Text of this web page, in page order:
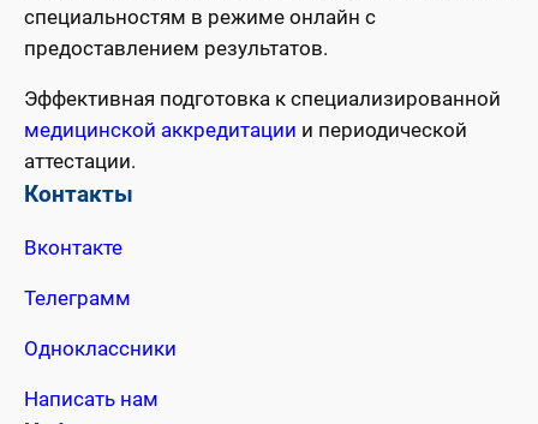
специальностям в режиме онлайн с
предоставлением результатов.
Эффективная подготовка к специализированной
медицинской аккредитации и периодической
аттестации.
Контакты
Вконтакте
Телеграмм
Одноклассники
Написать нам